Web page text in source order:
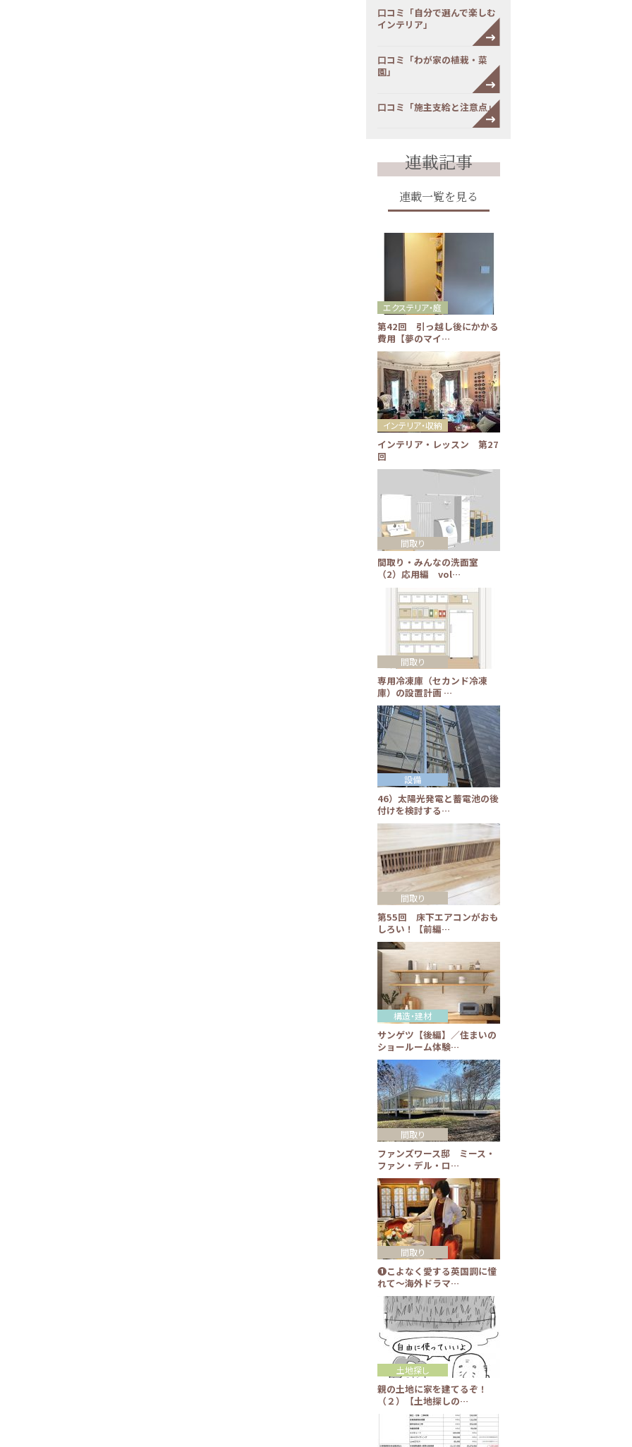
口コミ「自分で選んで楽しむ
インテリア」
口コミ「わが家の植栽・菜
園」
口コミ「施主支給と注意点」
連載記事
連載一覧を見る
第42回 引っ越し後にかかる
費用【夢のマイ…
エクステリア・庭
インテリア・レッスン 第27
回
インテリア・収納
間取り・みんなの洗面室
（2）応用編 vol…
間取り
専用冷凍庫（セカンド冷凍
庫）の設置計画 …
間取り
46）太陽光発電と蓄電池の後
付けを検討する…
設備
第55回 床下エアコンがおも
しろい！【前編…
間取り
サンゲツ【後編】／住まいの
ショールーム体験…
構造・建材
ファンズワース邸 ミース・
ファン・デル・ロ…
間取り
❶こよなく愛する英国調に憧
れて～海外ドラマ…
間取り
親の土地に家を建てるぞ！
（２）【土地探しの…
土地探し